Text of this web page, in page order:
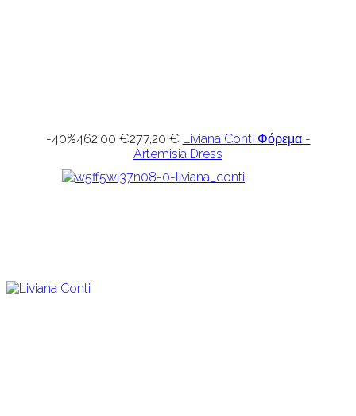
-40%462,00 €277,20 € Liviana Conti Φόρεμα -
Artemisia Dress